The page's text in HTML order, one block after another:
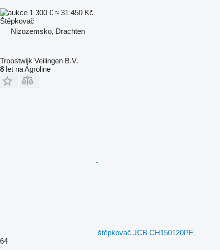
1 300 € ≈ 31 450 Kč
Štěpkovač
Nizozemsko, Drachten
Troostwijk Veilingen B.V.
8 let na Agroline
štěpkovač JCB CH150120PE
64